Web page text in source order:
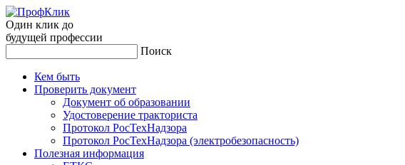
Один клик до
будущей профессии
Поиск
Кем быть
Проверить документ
Документ об образовании
Удостоверение тракториста
Протокол РосТехНадзора
Протокол РосТехНадзора (электробезопасность)
Полезная информация